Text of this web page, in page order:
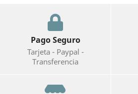
Pago Seguro
Tarjeta - Paypal -
Transferencia